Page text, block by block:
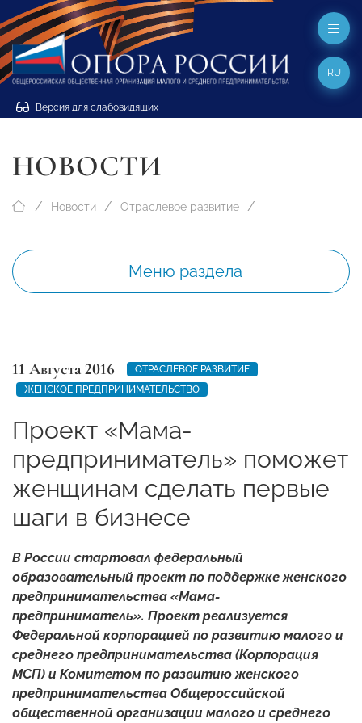
Версия для слабовидящих
RU
НОВОСТИ
Новости Отраслевое развитие
Меню раздела
11 Августа 2016
ОТРАСЛЕВОЕ РАЗВИТИЕ
ЖЕНСКОЕ ПРЕДПРИНИМАТЕЛЬСТВО
Проект «Мама-
предприниматель» поможет
женщинам сделать первые
шаги в бизнесе
В России стартовал федеральный
образовательный проект по поддержке женского
предпринимательства «Мама-
предприниматель». Проект реализуется
Федеральной корпорацией по развитию малого и
среднего предпринимательства (Корпорация
МСП) и Комитетом по развитию женского
предпринимательства Общероссийской
общественной организации малого и среднего